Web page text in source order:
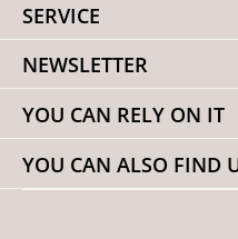
SERVICE
NEWSLETTER
YOU CAN RELY ON IT
YOU CAN ALSO FIND